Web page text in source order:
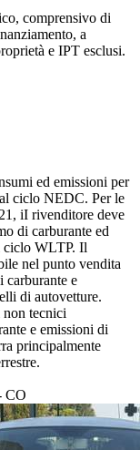
comprensivo di
a
e IPT esclusi.
ed emissioni per
ciclo NEDC. Per le
iI rivenditore deve
di carburante ed
ciclo WLTP. Il
nel punto vendita
carburante e
di autovetture.
tecnici
e emissioni di
principalmente
CO